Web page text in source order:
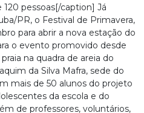
pessoas[/caption] Já
PR, o Festival de Primavera,
para abrir a nova estação do
o evento promovido desde
na quadra de areia do
da Silva Mafra, sede do
mais de 50 alunos do projeto
da escola e do
de professores, voluntários,